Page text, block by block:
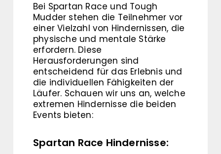
Bei Spartan Race und Tough
Mudder stehen die Teilnehmer vor
einer Vielzahl von Hindernissen, die
physische und mentale Stärke
erfordern. Diese
Herausforderungen sind
entscheidend für das Erlebnis und
die individuellen Fähigkeiten der
Läufer. Schauen wir uns an, welche
extremen Hindernisse die beiden
Events bieten:
Spartan Race Hindernisse: